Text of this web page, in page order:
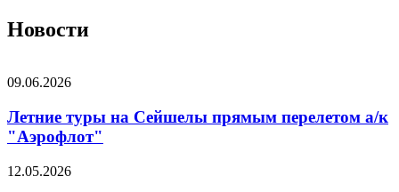
Новости
09.06.2026
Летние туры на Сейшелы прямым перелетом а/к
"Аэрофлот"
12.05.2026